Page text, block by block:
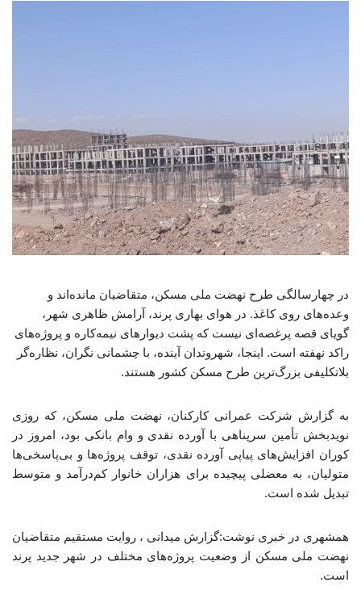
در چهارسالگی طرح نهضت ملی مسکن، متقاضیان مانده‌اند و
وعده‌های روی کاغذ. در هوای بهاری پرند، آرامش ظاهری شهر،
گویای قصه پرغصه‌ای نیست که پشت دیوارهای نیمه‌کاره و پروژه‌های
راکد نهفته است. اینجا، شهروندان آینده، با چشمانی نگران، نظاره‌گر
بلاتکلیفی بزرگ‌ترین طرح مسکن کشور هستند.
به گزارش شرکت عمرانی کارکنان، نهضت ملی مسکن، که روزی
نویدبخش تأمین سرپناهی با آورده نقدی و وام بانکی بود، امروز در
کوران افزایش‌های پیاپی آورده نقدی، توقف پروژه‌ها و بی‌پاسخی‌ها
متولیان، به معضلی پیچیده برای هزاران خانوار کم‌درآمد و متوسط
تبدیل شده است.
همشهری در خبری نوشت:گزارش میدانی ، روایت مستقیم متقاضیان
نهضت ملی مسکن از وضعیت پروژه‌های مختلف در شهر جدید پرند
است.